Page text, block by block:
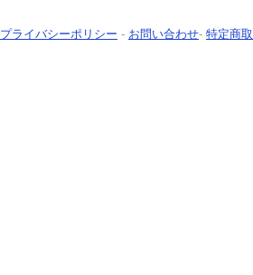
プライバシーポリシー - お問い合わせ- 特定商